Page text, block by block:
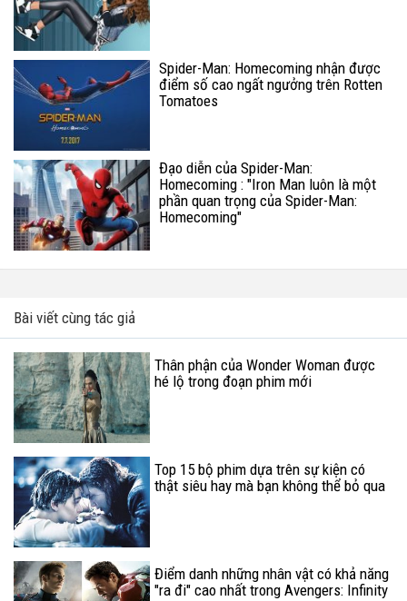
Spider-Man: Homecoming nhận được
điểm số cao ngất ngưởng trên Rotten
Tomatoes
Đạo diễn của Spider-Man:
Homecoming : "Iron Man luôn là một
phần quan trọng của Spider-Man:
Homecoming"
Bài viết cùng tác giả
Thân phận của Wonder Woman được
hé lộ trong đoạn phim mới
Top 15 bộ phim dựa trên sự kiện có
thật siêu hay mà bạn không thể bỏ qua
Điểm danh những nhân vật có khả năng
"ra đi" cao nhất trong Avengers: Infinity